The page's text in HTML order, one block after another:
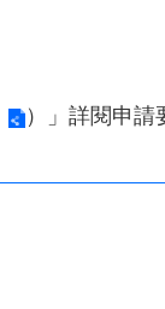
）」詳閱申請